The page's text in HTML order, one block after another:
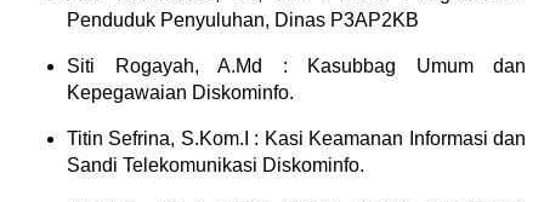
Penduduk Penyuluhan, Dinas P3AP2KB
Siti Rogayah, A.Md : Kasubbag Umum dan
Kepegawaian Diskominfo.
Titin Sefrina, S.Kom.I : Kasi Keamanan Informasi dan
Sandi Telekomunikasi Diskominfo.